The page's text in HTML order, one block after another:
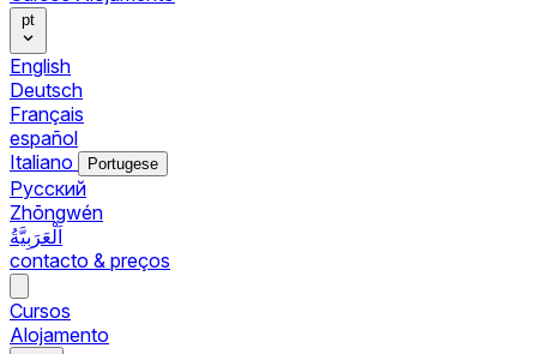
pt
English
Deutsch
Français
español
Italiano
Portugese
Pусский
Zhōngwén
اَلْعَرَبِيَّةُ
contacto & preços
Cursos
Alojamento